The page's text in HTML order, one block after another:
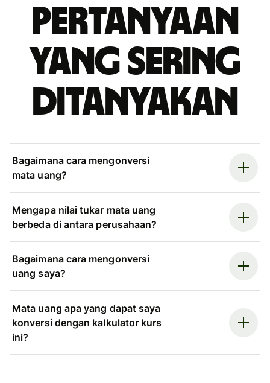
Pertanyaan
yang sering
ditanyakan
Bagaimana cara mengonversi
mata uang?
Mengapa nilai tukar mata uang
berbeda di antara perusahaan?
Bagaimana cara mengonversi
uang saya?
Mata uang apa yang dapat saya
konversi dengan kalkulator kurs
ini?